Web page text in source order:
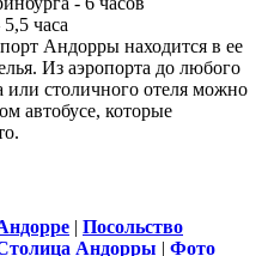
часа
Андорры находится в ее
Из аэропорта до любого
или столичного отеля можно
автобусе, которые
| Посольство
Андорры | Фото